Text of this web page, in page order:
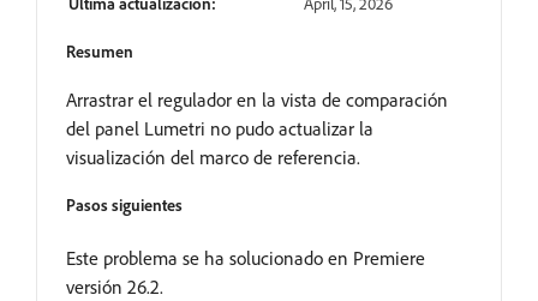
Resumen
Arrastrar el regulador en la vista de comparación
del panel Lumetri no pudo actualizar la
visualización del marco de referencia.
Pasos siguientes
Este problema se ha solucionado en Premiere
versión 26.2.